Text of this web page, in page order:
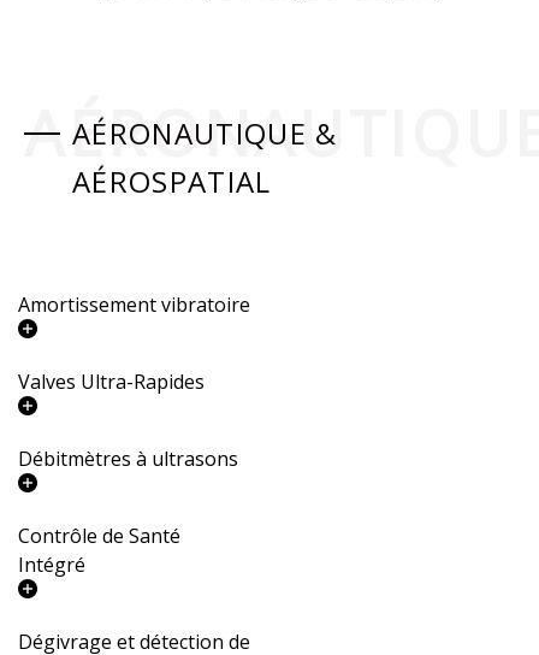
AÉRONAUTIQUE &
AÉROSPATIAL
Amortissement vibratoire
Valves Ultra-Rapides
Débitmètres à ultrasons
Contrôle de Santé
Intégré
Dégivrage et détection de